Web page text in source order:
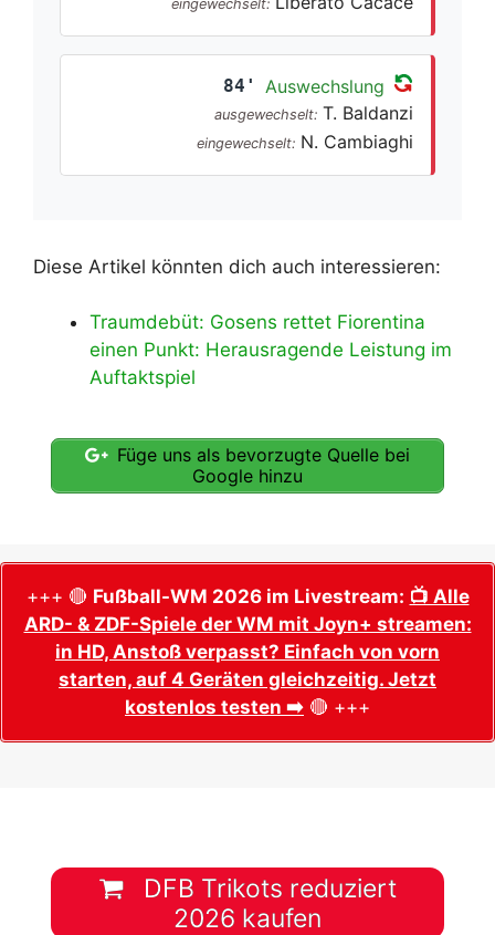
eingewechselt:
84' Auswechslung
ausgewechselt: T. Baldanzi
eingewechselt: N. Cambiaghi
Diese Artikel könnten dich auch interessieren:
Traumdebüt: Gosens rettet Fiorentina
einen Punkt: Herausragende Leistung im
Auftaktspiel
Füge uns als bevorzugte Quelle bei
Google hinzu
+++ 🔴 Fußball-WM 2026 im Livestream: 📺 Alle
ARD- & ZDF-Spiele der WM mit Joyn+ streamen:
in HD, Anstoß verpasst? Einfach von vorn
starten, auf 4 Geräten gleichzeitig. Jetzt
kostenlos testen ➡️ 🔴 +++
DFB Trikots reduziert
2026 kaufen